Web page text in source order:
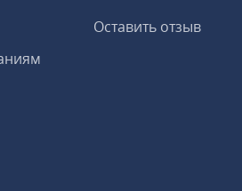
Оставить отзыв